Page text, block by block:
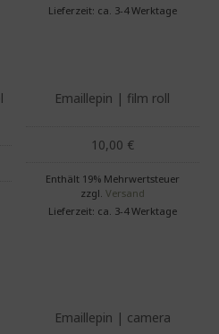
Lieferzeit: ca. 3-4 Werktage
Emaillepin | film roll
10,00 €
Enthält 19% Mehrwertsteuer
zzgl. Versand
Lieferzeit: ca. 3-4 Werktage
Emaillepin | camera